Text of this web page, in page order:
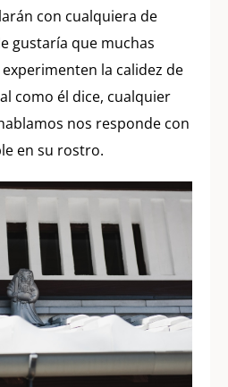
con cualquiera de
gustaría que muchas
la calidez de
como él dice, cualquier
nos responde con
en su rostro.